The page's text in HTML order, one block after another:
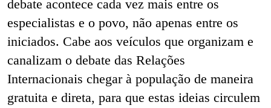
debate acontece cada vez mais entre os
especialistas e o povo, não apenas entre os
iniciados. Cabe aos veículos que organizam e
canalizam o debate das Relações
Internacionais chegar à população de maneira
gratuita e direta, para que estas ideias circulem